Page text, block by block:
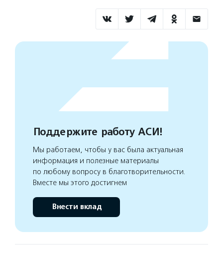
Поддержите работу АСИ!
Мы работаем, чтобы у вас была актуальная
информация и полезные материалы
по любому вопросу в благотворительности.
Вместе мы этого достигнем
Внести вклад